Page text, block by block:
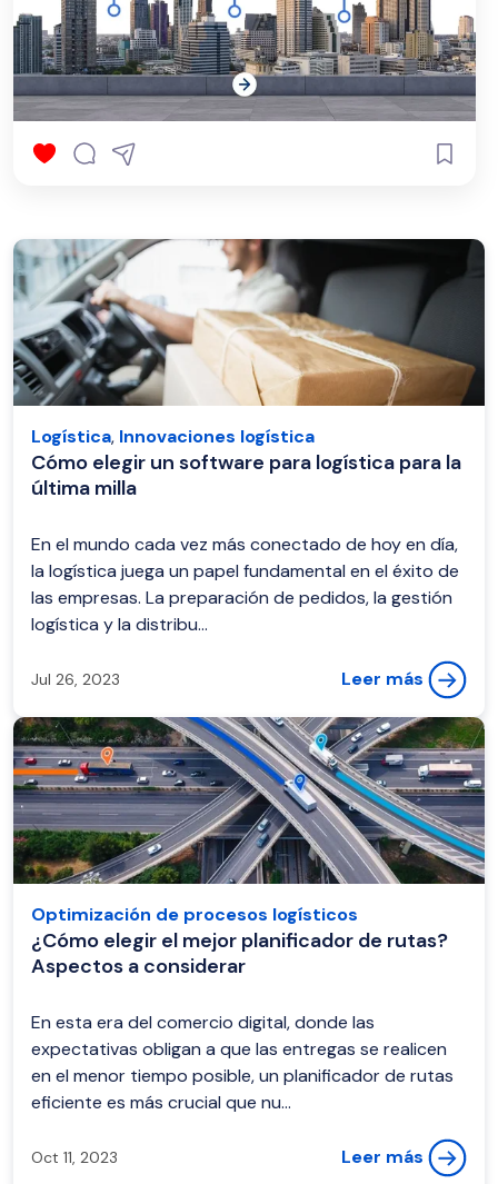
Logística, Innovaciones logística
Cómo elegir un software para logística para la
última milla
En el mundo cada vez más conectado de hoy en día,
la logística juega un papel fundamental en el éxito de
las empresas. La preparación de pedidos, la gestión
logística y la distribu...
Jul 26, 2023 Leer más
Optimización de procesos logísticos
¿Cómo elegir el mejor planificador de rutas?
Aspectos a considerar
En esta era del comercio digital, donde las
expectativas obligan a que las entregas se realicen
en el menor tiempo posible, un planificador de rutas
eficiente es más crucial que nu...
Oct 11, 2023 Leer más